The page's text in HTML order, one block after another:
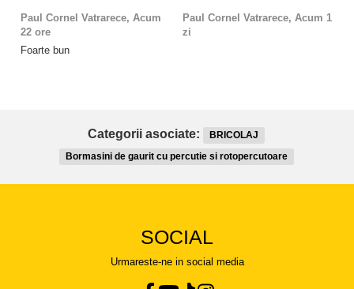
Paul Cornel Vatrarece, Acum
22 ore
Foarte bun
Paul Cornel Vatrarece, Acum 1
zi
Categorii asociate:
BRICOLAJ
Bormasini de gaurit cu percutie si rotopercutoare
SOCIAL
Urmareste-ne in social media